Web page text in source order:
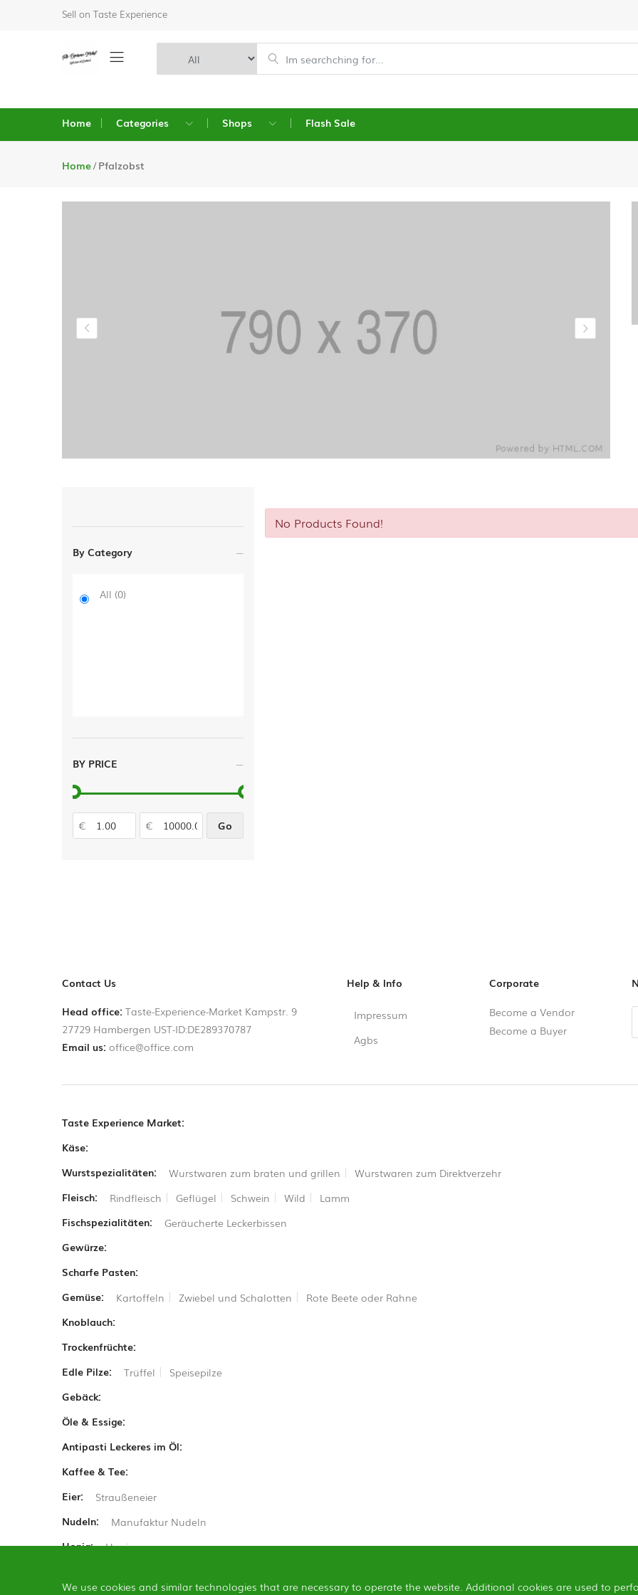
Sell on Taste Experience
Home Categories Shops Flash Sale
Home Pfalzobst
By Category
All (0)
BY PRICE
€ € Go
No Products Found!
We use cookies and similar technologies that are necessary to operate the website. Additional cookies are used to
Contact Us
Head office: Taste-Experience-Market Kampstr. 9
27729 Hambergen UST-ID:DE289370787
Email us: office@office.com
Help & Info
Impressum
Agbs
Corporate
Become a Vendor
Become a Buyer
Taste Experience Market:
Käse:
Wurstspezialitäten:
Wurstwaren zum braten und grillen
Wurstwaren zum Direktverzehr
Fleisch:
Rindfleisch Geflügel Schwein Wild
Lamm
Fischspezialitäten:
Geräucherte Leckerbissen
Gewürze:
Scharfe Pasten:
Gemüse:
Kartoffeln Zwiebel und Schalotten
Rote Beete oder Rahne
Knoblauch:
Trockenfrüchte:
Edle Pilze:
Trüffel
Speisepilze
Gebäck:
Öle & Essige:
Antipasti Leckeres im Öl:
Kaffee & Tee:
Eier:
Straußeneier
Nudeln:
Manufaktur Nudeln
Honig:
Honig